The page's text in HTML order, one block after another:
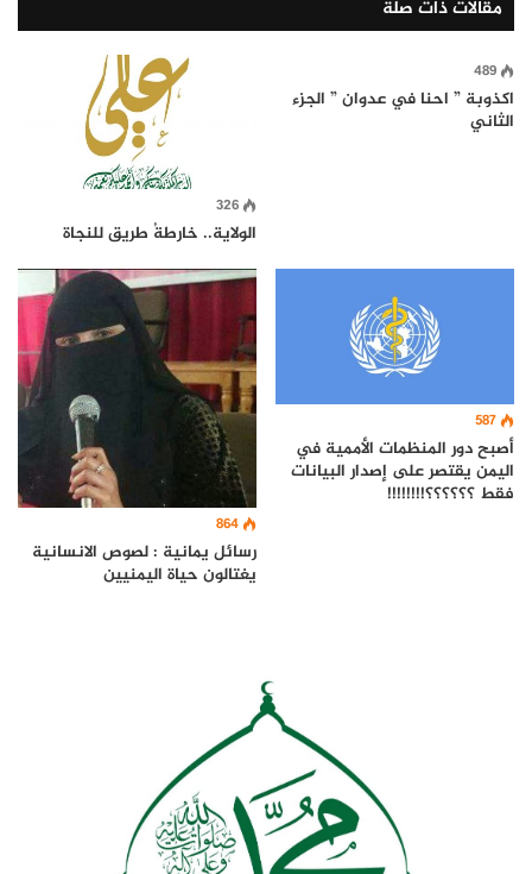
مقالات ذات صلة
489
اكذوبة ” احنا في عدوان ” الجزء
الثاني
326
الولاية.. خارطةُ طريق للنجاة
587
أصبح دور المنظمات الأممية في
اليمن يقتصر على إصدار البيانات
فقط ؟؟؟؟؟؟!!!!!!!!
864
رسائل يمانية : لصوص الانسانية
يغتالون حياة اليمنيين